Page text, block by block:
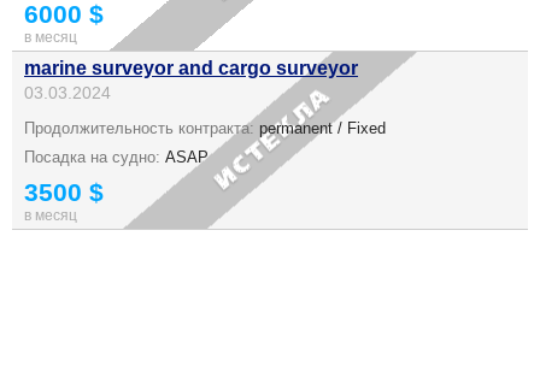
6000 $
в месяц
marine surveyor and cargo surveyor
03.03.2024
Продолжительность контракта: permanent / Fixed
Посадка на судно: ASAP
3500 $
в месяц